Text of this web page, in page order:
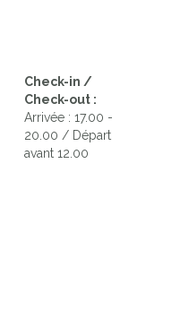
Check-in /
Check-out :
Arrivée : 17.00 -
20.00 / Départ
avant 12.00